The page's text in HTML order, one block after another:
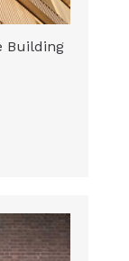
Building